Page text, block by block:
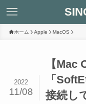
ホーム Apple MacOS
【Mac
「
接続し
2022
11/08